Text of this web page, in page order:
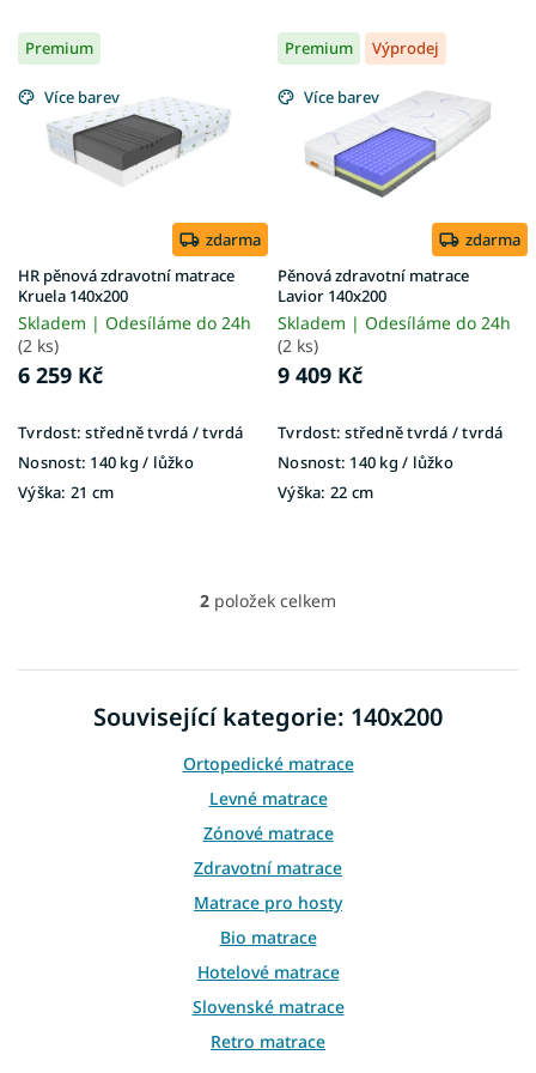
V
ý
p
i
u
k
t
ů
Premium
Více barev
zdarma
HR pěnová zdravotní matrace
Kruela 140x200
Skladem | Odesíláme do 24h
(2 ks)
6 259 Kč
Tvrdost: středně tvrdá / tvrdá
Nosnost: 140 kg / lůžko
Výška: 21 cm
Premium Výprodej
Více barev
zdarma
Pěnová zdravotní matrace
Lavior 140x200
Skladem | Odesíláme do 24h
(2 ks)
9 409 Kč
Tvrdost: středně tvrdá / tvrdá
Nosnost: 140 kg / lůžko
Výška: 22 cm
O
á
a
í
p
r
v
k
y
v
ý
p
i
s
u
2 položek celkem
Související kategorie: 140x200
Ortopedické matrace
Levné matrace
Zónové matrace
Zdravotní matrace
Matrace pro hosty
Bio matrace
Hotelové matrace
Slovenské matrace
Retro matrace